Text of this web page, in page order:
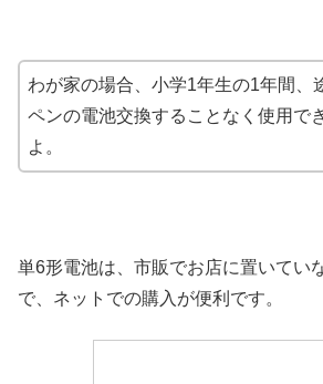
わが家の場合、小学1年生の1年間、
ペンの電池交換することなく使用で
よ。
単6形電池は、市販でお店に置いてい
で、ネットでの購入が便利です。